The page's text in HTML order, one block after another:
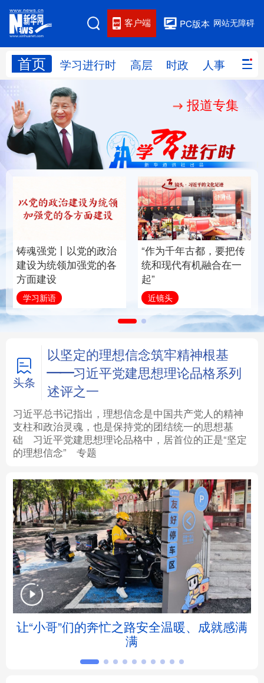
网站无障碍
PC版本
客户端
首页 学习进行时 高层 时政 人事 国际
网站地图
学习进行时 人事
国际 财经 网评
思客智库 全球连线 教育
科技 科创 量子 体育
健康 军事
访谈 视频 图片 政务
信息化 数字经济
学术中国 乡村振兴 银龄 溯源中国
城市 旅游 能源 会展
彩票 娱乐 时尚 悦读
公益 一带一路 亚太网 上市公司
地方频道
北京 天津 河北 山西
辽宁 吉林 上海 江苏
浙江 安徽 福建 江西
报道专集
铸魂强党丨以党的政治
建设为统领加强党的各
方面建设
学习新语
“作为千年古都，要把传
统和现代有机融合在一
起”
近镜头
头条
以坚定的理想信念筑牢精神根基
——习近平党建思想理论品格系列
述评之一
习近平总书记指出，理想信念是中国共产党人的精神
支柱和政治灵魂，也是保持党的团结统一的思想基
础
习近平党建思想理论品格中，居首位的正是“坚定
的理想信念”
专题
让“小哥”们的奔忙之路安全温暖、成就感满
满